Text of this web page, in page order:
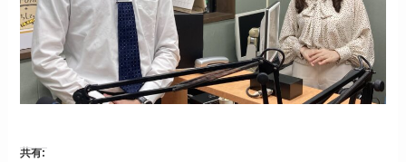
共有: